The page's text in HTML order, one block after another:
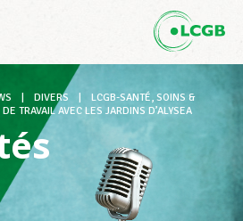
DE
DIVERS
LCGB-SANTÉ, SOINS &
TRAVAIL AVEC LES JARDINS D’ALYSEA